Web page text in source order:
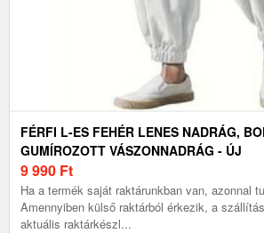
FÉRFI L-ES FEHÉR LENES NADRÁG,
GUMÍROZOTT VÁSZONNADRÁG - ÚJ
9 990 Ft
Ha a termék saját raktárunkban van, azonnal
Amennyiben külső raktárból érkezik, a
aktuális raktárkészl...